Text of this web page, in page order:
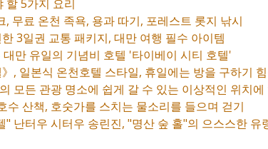
할 5가지 요리
무료 온천 족욕, 용과 따기, 포레스트 롯지 낚시
3일권 교통 패키지, 대만 여행 필수 아이템
만 유일의 기념비 호텔 '타이베이 시티 호텔'
, 일본식 온천호텔 스타일, 휴일에는 방을 구하기
모든 관광 명소에 쉽게 갈 수 있는 이상적인 위치에
산책, 호숫가를 스치는 물소리를 들으며 걷기
난터우 시터우 송린진, "명산 숲 홀"의 으스스한 유